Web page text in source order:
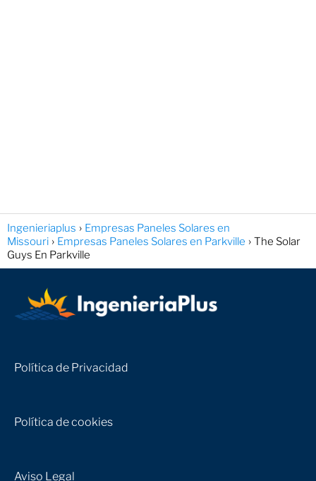
Ingenieriaplus
Empresas Paneles Solares en
Missouri
Empresas Paneles Solares en Parkville
The Solar
Guys En Parkville
Política de Privacidad
Política de cookies
Aviso Legal